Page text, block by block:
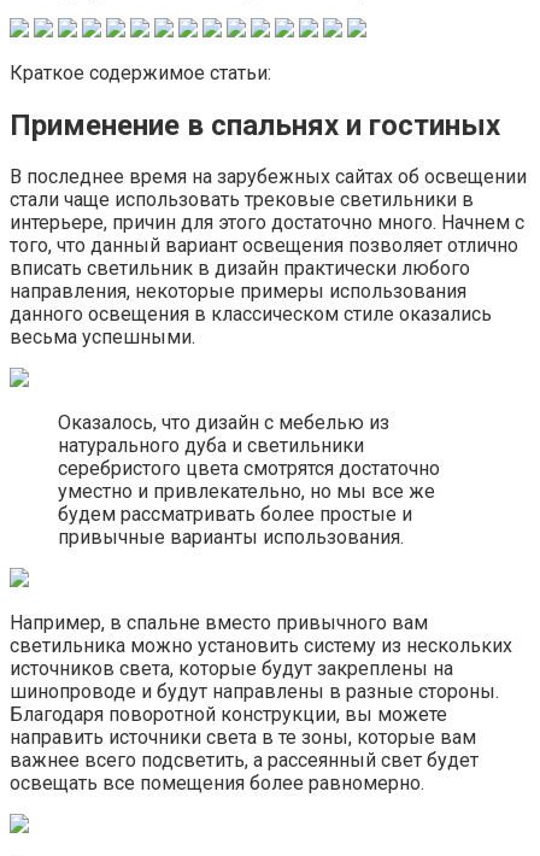
Краткое содержимое статьи:
Применение в спальнях и гостиных
В последнее время на зарубежных сайтах об освещении
стали чаще использовать трековые светильники в
интерьере, причин для этого достаточно много. Начнем с
того, что данный вариант освещения позволяет отлично
вписать светильник в дизайн практически любого
направления, некоторые примеры использования
данного освещения в классическом стиле оказались
весьма успешными.
Оказалось, что дизайн с мебелью из
натурального дуба и светильники
серебристого цвета смотрятся достаточно
уместно и привлекательно, но мы все же
будем рассматривать более простые и
привычные варианты использования.
Например, в спальне вместо привычного вам
светильника можно установить систему из нескольких
источников света, которые будут закреплены на
шинопроводе и будут направлены в разные стороны.
Благодаря поворотной конструкции, вы можете
направить источники света в те зоны, которые вам
важнее всего подсветить, а рассеянный свет будет
освещать все помещения более равномерно.